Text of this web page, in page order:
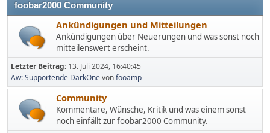
foobar2000 Community
Ankündigungen und Mitteilungen
Ankündigungen über Neuerungen und was sonst noch
mitteilenswert erscheint.
Letzter Beitrag: 13. Juli 2024, 16:40:45
Aw: Supportende DarkOnevonfooamp
Community
Kommentare, Wünsche, Kritik und was einem sonst
noch einfällt zur foobar2000 Community.